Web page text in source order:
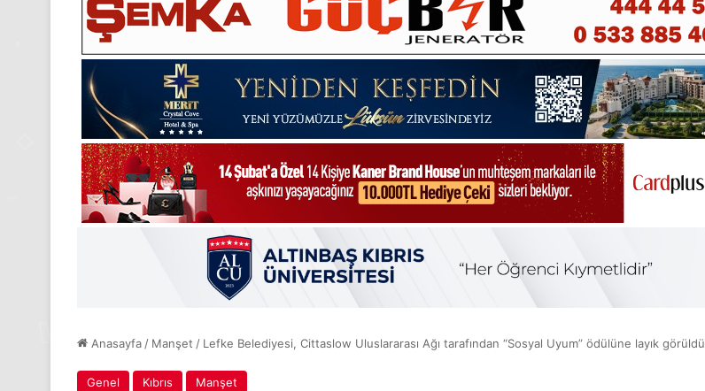
Anasayfa / Manşet / Lefke Belediyesi, Cittaslow Uluslararası Ağı tarafından “Sosyal Uyum” ödülüne layık görüldü
Genel Kıbrıs Manşet